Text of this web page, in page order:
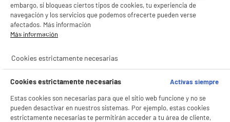
embargo, si bloqueas ciertos tipos de cookies, tu experiencia de
navegación y los servicios que podemos ofrecerte pueden verse
afectados. Más información
Más información
Cookies estrictamente necesarias
Cookies estrictamente necesarias
Activas siempre
Estas cookies son necesarias para que el sitio web funcione y no se
pueden desactivar en nuestros sistemas. Por ejemplo, estas cookies
estrictamente necesarias te permitirán acceder a tu área de cliente,